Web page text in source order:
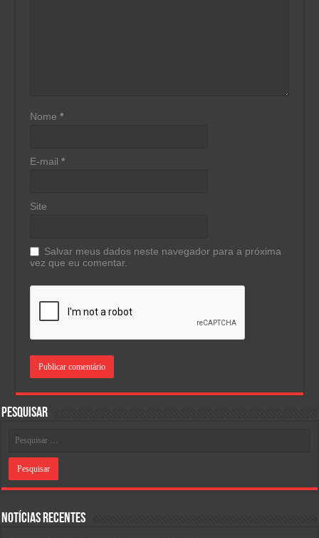
Nome*
E-mail*
Site
Salvar meus dados neste navegador para a próxima
vez que eu comentar.
Pesquisar
Notícias Recentes